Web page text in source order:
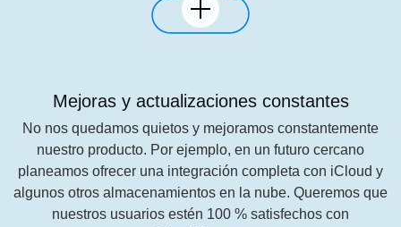
Mejoras y actualizaciones constantes
No nos quedamos quietos y mejoramos constantemente
nuestro producto. Por ejemplo, en un futuro cercano
planeamos ofrecer una integración completa con iCloud y
algunos otros almacenamientos en la nube. Queremos que
nuestros usuarios estén 100 % satisfechos con